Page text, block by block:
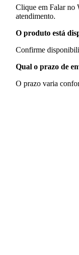
Clique em Falar no
atendimento.
O produto está
Confirme
Qual o prazo de
O prazo varia